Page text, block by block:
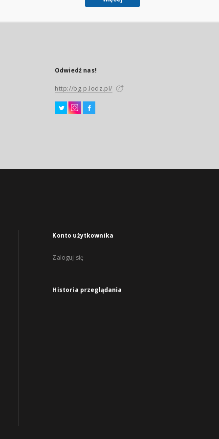
Odwiedź nas!
http://bg.p.lodz.pl/
Konto użytkownika
Zaloguj się
Historia przeglądania